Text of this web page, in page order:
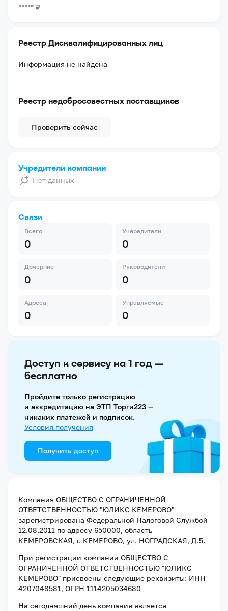
***** ₽
Реестр Дисквалифицированных лиц
Информация не найдена
Реестр недобросовестных поставщиков
Проверить сейчас
Учредители компании
Нет данных
Связи
Всего
0
Учередители
0
Дочерние
0
Руководители
0
Адреса
0
Управляемые
0
Доступ к сервису на 1 год —
бесплатно
Пройдите только регистрацию
и аккредитацию на ЭТП Торги223 —
никаких платежей и подписок.
Условия получения
Получить доступ
Компания ОБЩЕСТВО С ОГРАНИЧЕННОЙ
ОТВЕТСТВЕННОСТЬЮ "ЮЛИКС КЕМЕРОВО"
зарегистрирована Федеральной Налоговой Службой
12.08.2011 по адресу 650000, область
КЕМЕРОВСКАЯ, г. КЕМЕРОВО, ул. НОГРАДСКАЯ, Д.5.
При регистрации компании ОБЩЕСТВО С
ОГРАНИЧЕННОЙ ОТВЕТСТВЕННОСТЬЮ "ЮЛИКС
КЕМЕРОВО" присвоены следующие реквизиты: ИНН
4207048581, ОГРН 1114205034680
На сегодняшний день компания является